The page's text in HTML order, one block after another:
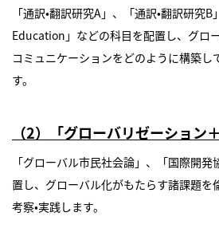
「通訳•翻訳研究A」、「通訳•翻訳研究
Education」などの科目を配置し、グロ
コミュニケーションをどのように構築し
す。
（2）「グローバリゼーション
「グローバル市民社会論」、「国際開
置し、グローバル化がもたらす諸課題を
考察•実践します。